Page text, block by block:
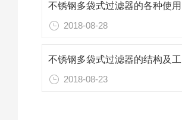
2018-08-28
2018-08-23